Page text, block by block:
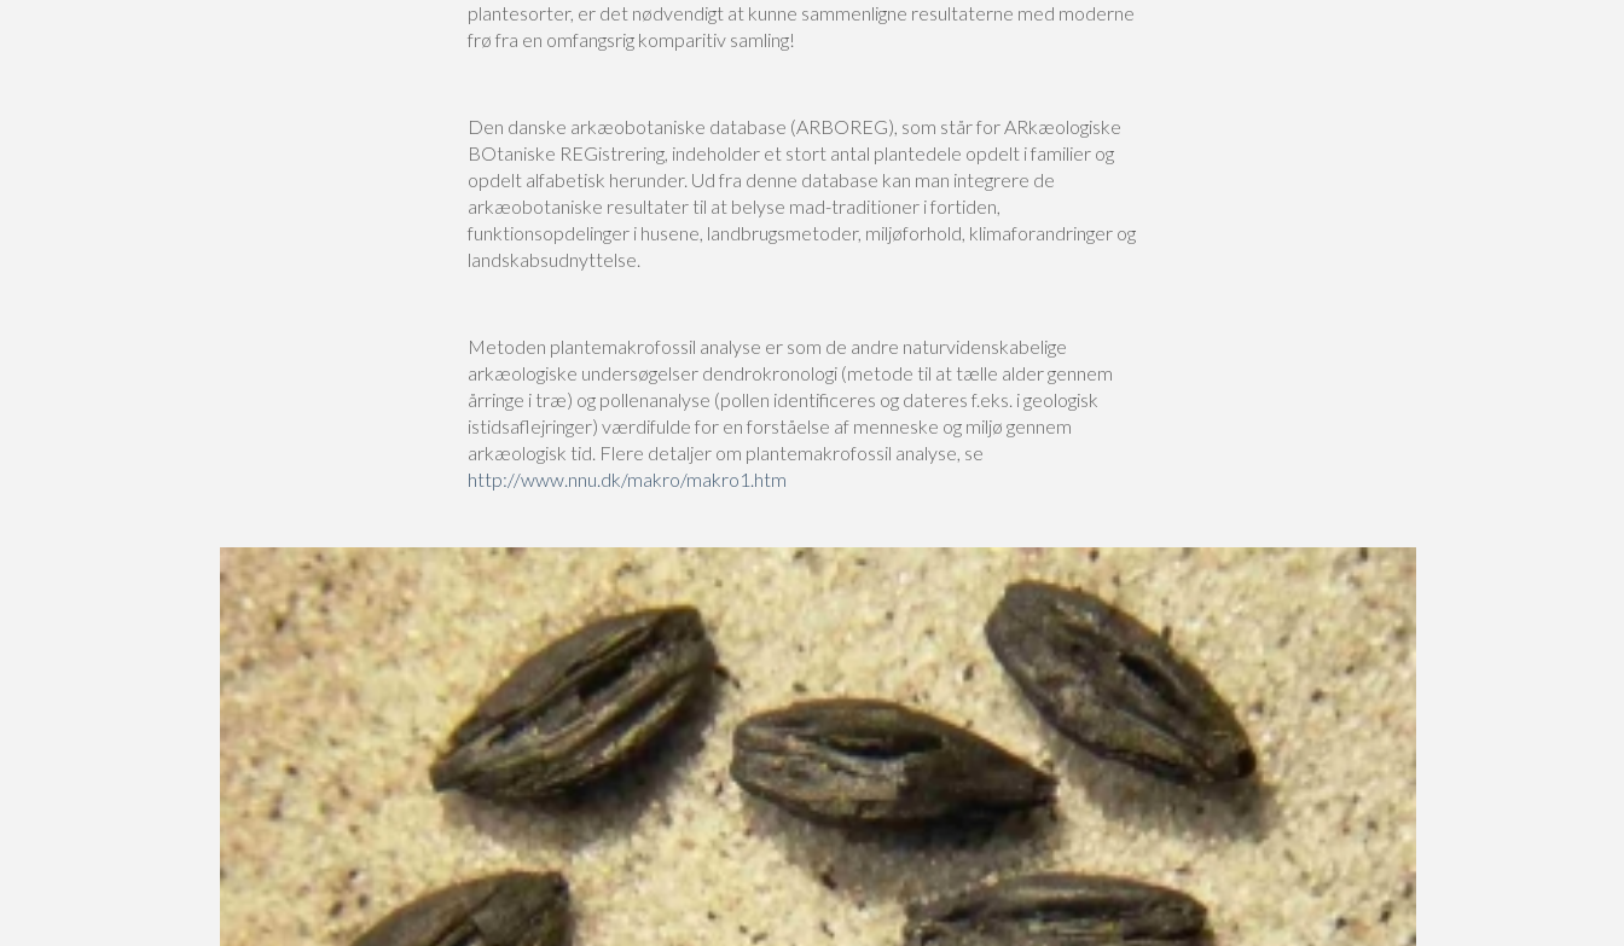
plantesorter, er det nødvendigt at kunne sammenligne resultaterne med moderne
frø fra en omfangsrig komparitiv samling!
Den danske arkæobotaniske database (ARBOREG), som står for ARkæologiske
BOtaniske REGistrering, indeholder et stort antal plantedele opdelt i familier og
opdelt alfabetisk herunder. Ud fra denne database kan man integrere de
arkæobotaniske resultater til at belyse mad-traditioner i fortiden,
funktionsopdelinger i husene, landbrugsmetoder, miljøforhold, klimaforandringer og
landskabsudnyttelse.
Metoden plantemakrofossil analyse er som de andre naturvidenskabelige
arkæologiske undersøgelser dendrokronologi (metode til at tælle alder gennem
årringe i træ) og pollenanalyse (pollen identificeres og dateres f.eks. i geologisk
istidsaflejringer) værdifulde for en forståelse af menneske og miljø gennem
arkæologisk tid. Flere detaljer om plantemakrofossil analyse, se
http://www.nnu.dk/makro/makro1.htm